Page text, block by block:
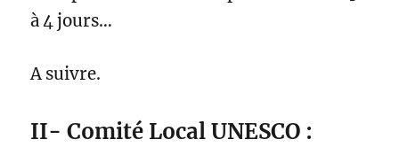
à 4 jours…
A suivre.
II- Comité Local UNESCO :